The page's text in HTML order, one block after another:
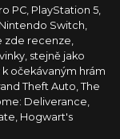
PC, PlayStation 5,
Switch,
zde recenze,
stejně jako
očekávaným hrám
Theft Auto, The
Deliverance,
Hogwart's